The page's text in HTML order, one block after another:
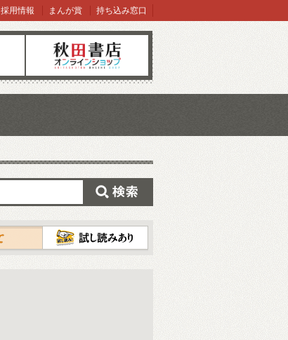
オンラインショップ
採用情報 まんが賞 持ち込み窓口